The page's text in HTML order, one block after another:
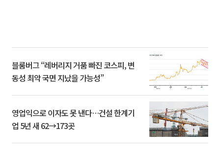
블룸버그 “레버리지 거품 빠진 코스피, 변
동성 최악 국면 지났을 가능성”
영업익으로 이자도 못 낸다…건설 한계기
업 5년 새 62→173곳